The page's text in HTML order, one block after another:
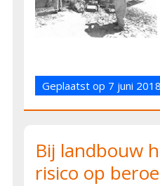
Geplaatst op 7 juni 2018
Bij landbouw
risico op